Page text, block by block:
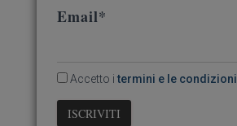
Email*
Accetto i termini e le condizioni